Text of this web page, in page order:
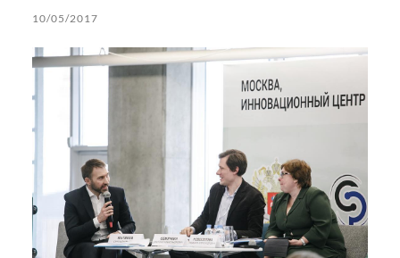
10/05/2017